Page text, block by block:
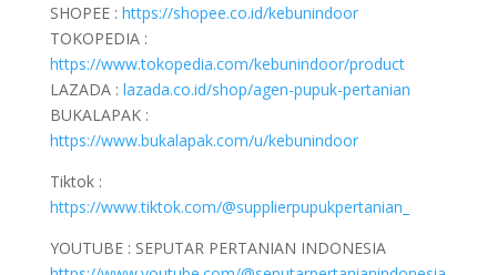
SHOPEE : https://shopee.co.id/kebunindoor
TOKOPEDIA :
https://www.tokopedia.com/kebunindoor/product
LAZADA : lazada.co.id/shop/agen-pupuk-pertanian
BUKALAPAK :
https://www.bukalapak.com/u/kebunindoor
Tiktok :
https://www.tiktok.com/@supplierpupukpertanian_
YOUTUBE : SEPUTAR PERTANIAN INDONESIA